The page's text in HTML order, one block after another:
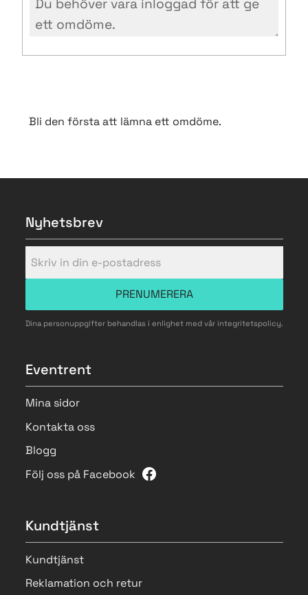
Bli den första att lämna ett omdöme.
Nyhetsbrev
PRENUMERERA
Dina personuppgifter behandlas i enlighet med vår integritetspolicy.
Eventrent
Mina sidor
Kontakta oss
Blogg
Följ oss på Facebook
Kundtjänst
Kundtjänst
Reklamation och retur